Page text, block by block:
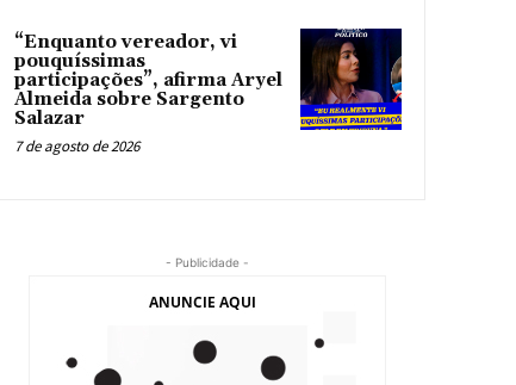
“Enquanto vereador, vi
pouquíssimas
participações”, afirma Aryel
Almeida sobre Sargento
Salazar
7 de agosto de 2026
- Publicidade -